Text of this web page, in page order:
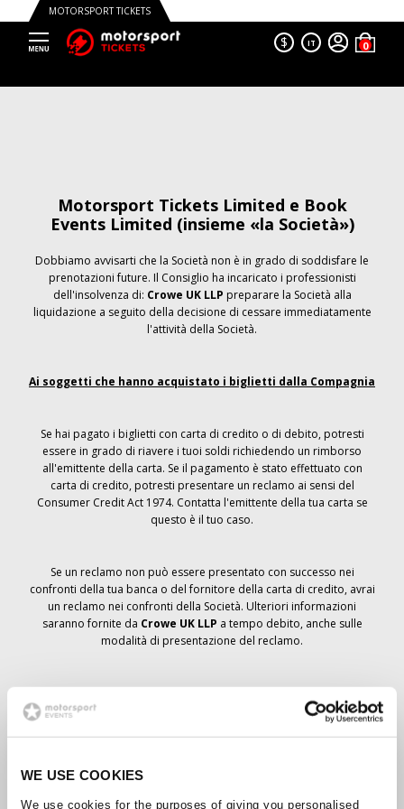
WE USE COOKIES
We use cookies for the purposes of giving you personalised
MOTORSPORT TICKETS
$ IT
Motorsport Tickets Limited e Book
Events Limited (insieme «la Società»)
Dobbiamo avvisarti che la Società non è in grado di soddisfare le
prenotazioni future. Il Consiglio ha incaricato i professionisti
dell'insolvenza di: Crowe UK LLP preparare la Società alla
liquidazione a seguito della decisione di cessare immediatamente
l'attività della Società.
Ai soggetti che hanno acquistato i biglietti dalla Compagnia
Se hai pagato i biglietti con carta di credito o di debito, potresti
essere in grado di riavere i tuoi soldi richiedendo un rimborso
all'emittente della carta. Se il pagamento è stato effettuato con
carta di credito, potresti presentare un reclamo ai sensi del
Consumer Credit Act 1974. Contatta l'emittente della tua carta se
questo è il tuo caso.
Se un reclamo non può essere presentato con successo nei
confronti della tua banca o del fornitore della carta di credito, avrai
un reclamo nei confronti della Società. Ulteriori informazioni
saranno fornite da Crowe UK LLP a tempo debito, anche sulle
modalità di presentazione del reclamo.
del biglietto, la prenotazione non è stata cancellata e si prevede
che riceverai i biglietti ordinati a tempo debito. La direzione della